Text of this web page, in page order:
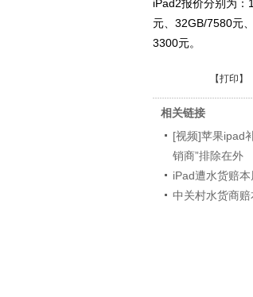
iPad2报价分别为
元、32GB/7580元
3300元。
【打印 】
相关链接
[视频]苹果ipad
销商”排除在外
iPad遭水货赔
中关村水货商